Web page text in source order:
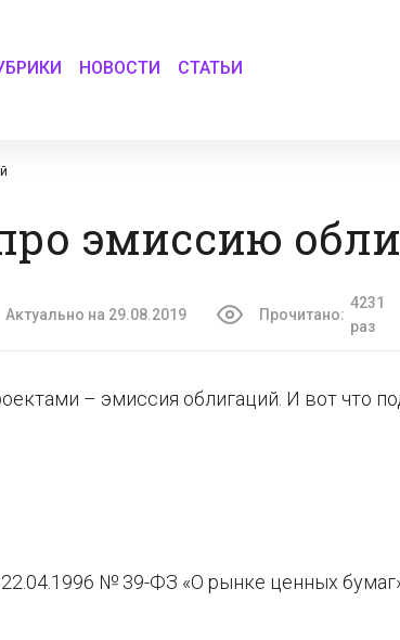
НОВОСТИ СТАТЬИ
эмиссию
Актуально на 29.08.2019 Прочитано:
4231
раз
– эмиссия облигаций. И вот что
№ 39-ФЗ «О рынке ценных